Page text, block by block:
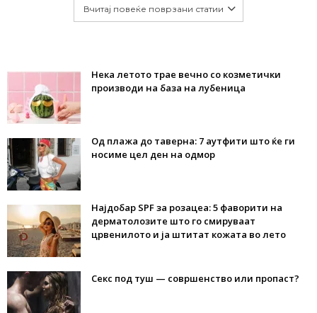
Вчитај повеќе поврзани статии
Нека летото трае вечно со козметички
производи на база на лубеница
Од плажа до таверна: 7 аутфити што ќе ги
носиме цел ден на одмор
Најдобар SPF за розацеа: 5 фаворити на
дерматолозите што го смируваат
црвенилото и ја штитат кожата во лето
Секс под туш — совршенство или пропаст?